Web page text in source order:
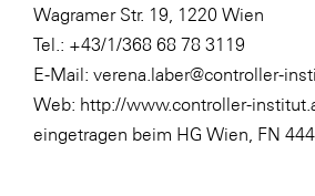
Wagramer Str. 19, 1220 Wien
Tel.: +43/1/368 68 78 3119
E-Mail: verena.laber@controller-
Web: http://www.controller-
eingetragen beim HG Wien, FN